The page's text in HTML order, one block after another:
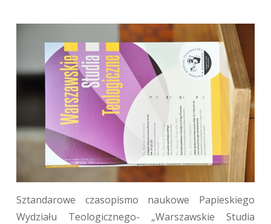
Sztandarowe czasopismo naukowe Papieskiego
Wydziału Teologicznego- „Warszawskie Studia